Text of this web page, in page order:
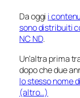
Da oggi i
sono distribuiti
NC ND.
Un’altra prima
dopo che due
lo stesso nome
(altro…)